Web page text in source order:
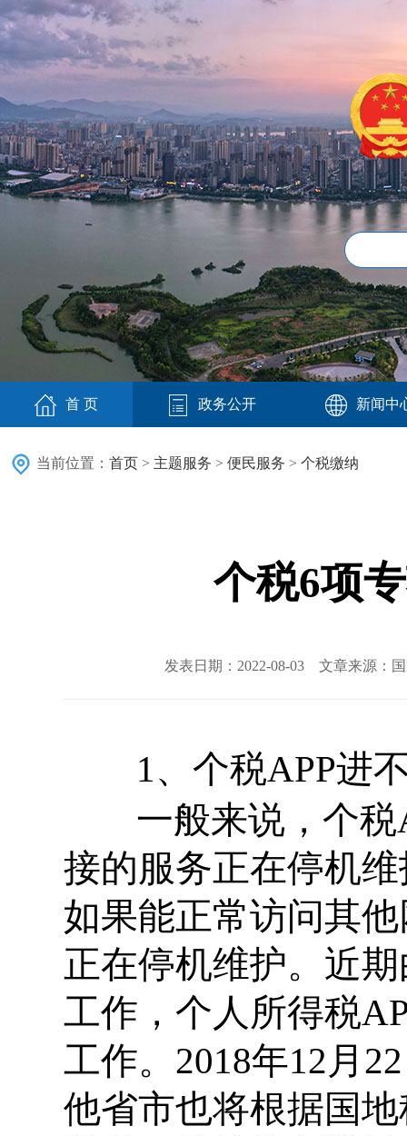
首 页 政务公开 新闻中
当前位置： 首页 > 主题服务 > 便民服务 > 个税缴纳
个税6项
发表日期：2022-08-03 文章来源：
1、个税APP进
一般来说，个税
接的服务正在停机
如果能正常访问其
正在停机维护。近
工作，个人所得税
工作。2018年12月
他省市也将根据国